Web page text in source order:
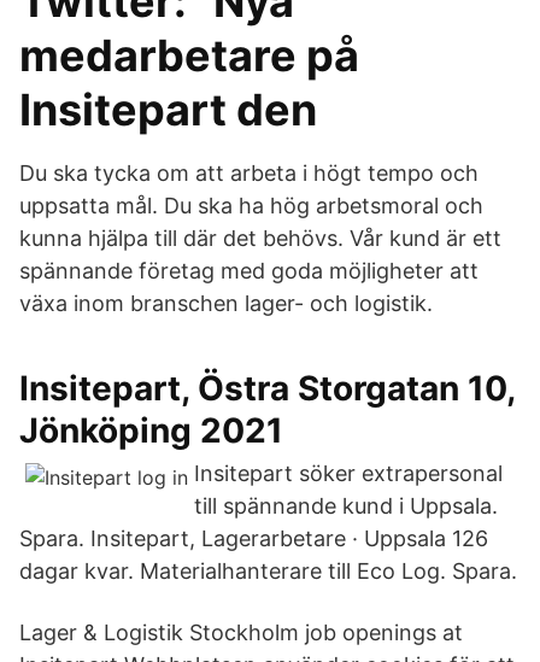
medarbetare på
Insitepart den
Du ska tycka om att arbeta i högt tempo och
uppsatta mål. Du ska ha hög arbetsmoral och
kunna hjälpa till där det behövs. Vår kund är ett
spännande företag med goda möjligheter att
växa inom branschen lager- och logistik.
Insitepart, Östra Storgatan 10,
Jönköping 2021
Insitepart söker extrapersonal
till spännande kund i Uppsala.
Spara. Insitepart, Lagerarbetare · Uppsala 126
dagar kvar. Materialhanterare till Eco Log. Spara.
Lager & Logistik Stockholm job openings at